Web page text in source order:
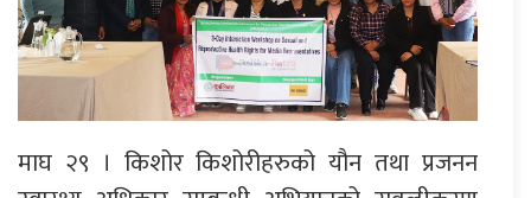
माघ २९ । किशोर किशोरीहरुको यौन तथा प्रजनन